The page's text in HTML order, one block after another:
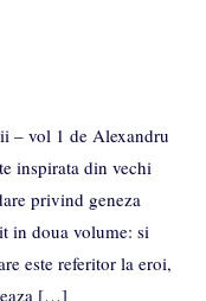
– vol 1 de Alexandru
inspirata din vechi
privind geneza
in doua volume: si
este referitor la eroi,
[…]